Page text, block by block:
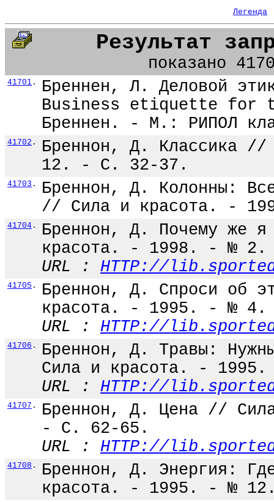
Легенда
Результат
показано
41701 .
Бреннен, Л. Деловой
Business etiquette for
Бреннен. - М.: РИПОЛ
41702 .
Бреннон, Д. Классика
12. - С. 32-37.
41703 .
Бреннон, Д. Колонны:
// Сила и красота. -
41704 .
Бреннон, Д. Почему же
красота. - 1998. - №
URL : HTTP://
41705 .
Бреннон, Д. Спроси об
красота. - 1995. - №
URL : HTTP://
41706 .
Бреннон, Д. Травы:
Сила и красота. -
URL : HTTP://
41707 .
Бреннон, Д. Цена //
- С. 62-65.
URL : HTTP://
41708 .
Бреннон, Д. Энергия:
красота. - 1995. - №